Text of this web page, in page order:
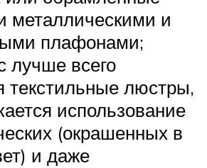
металлическими и
плафонами;
лучше всего
текстильные люстры,
использование
(окрашенных в
и даже